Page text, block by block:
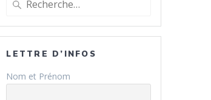
pour
:
LETTRE D’INFOS
Nom et Prénom